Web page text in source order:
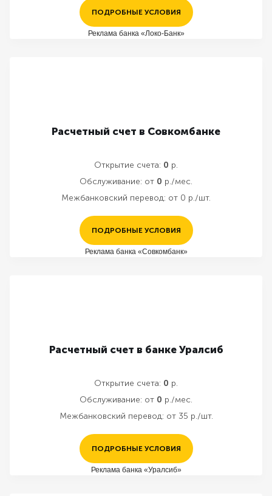
ПОДРОБНЫЕ УСЛОВИЯ
Реклама банка «Локо-Банк»
Расчетный счет в Совкомбанке
Открытие счета: 0 р.
Обслуживание: от 0 р./мес.
Межбанковский перевод: от 0 р./шт.
ПОДРОБНЫЕ УСЛОВИЯ
Реклама банка «Совкомбанк»
Расчетный счет в банке Уралсиб
Открытие счета: 0 р.
Обслуживание: от 0 р./мес.
Межбанковский перевод: от 35 р./шт.
ПОДРОБНЫЕ УСЛОВИЯ
Реклама банка «Уралсиб»